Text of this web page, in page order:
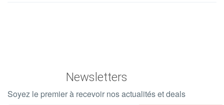
Newsletters
Soyez le premier à recevoir nos actualités et deals